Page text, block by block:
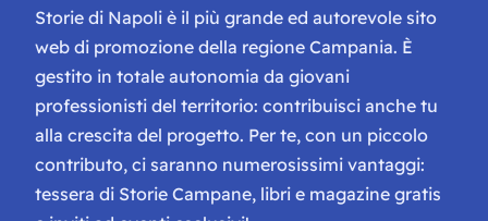
Storie di Napoli è il più grande ed autorevole sito
web di promozione della regione Campania. È
gestito in totale autonomia da giovani
professionisti del territorio: contribuisci anche tu
alla crescita del progetto. Per te, con un piccolo
contributo, ci saranno numerosissimi vantaggi:
tessera di Storie Campane, libri e magazine gratis